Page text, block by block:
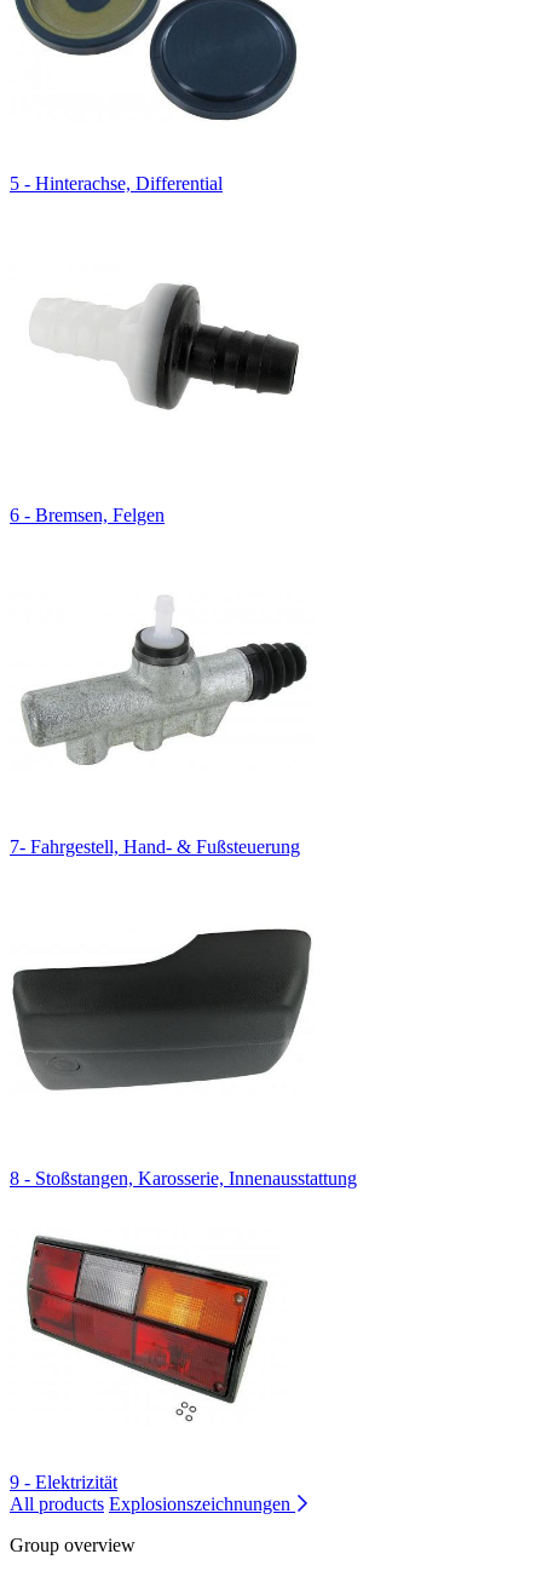
5 - Hinterachse, Differential
6 - Bremsen, Felgen
7- Fahrgestell, Hand- & Fußsteuerung
8 - Stoßstangen, Karosserie, Innenausstattung
9 - Elektrizität
All products Explosionszeichnungen
Group overview